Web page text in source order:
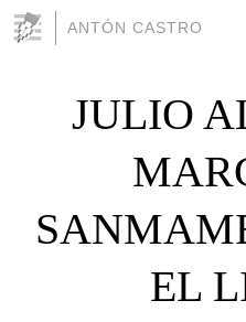
ANTÓN CASTRO
JULIO
EL